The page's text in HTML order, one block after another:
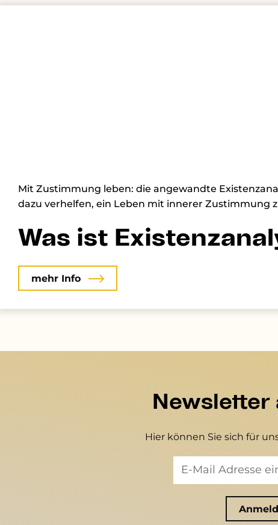
Mit Zustimmung leben: die angewandte
dazu verhelfen, ein Leben mit innerer Zustimmung
Was ist
mehr Info
Hier können Sie sich für